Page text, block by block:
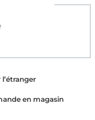
en magasin